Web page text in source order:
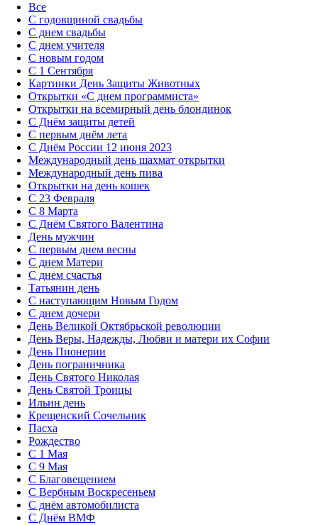
Все
С годовщиной свадьбы
С днем свадьбы
С днем учителя
С новым годом
С 1 Сентября
Картинки День Защиты Животных
Открытки «‎С днем программиста»‎
Открытки на всемирный день блондинок
С Днём защиты детей
С первым днём лета
С Днём России 12 июня 2023
Международный день шахмат открытки
Международный день пива
Открытки на день кошек
С 23 Февраля
С 8 Марта
С Днём Святого Валентина
День мужчин
С первым днем весны
С днем Матери
C днем счастья
Татьянин день
C наступающим Новым Годом
C днем дочери
День Великой Октябрьской революции
День Веры, Надежды, Любви и матери их Софии
День Пионерии
День пограничника
День Святого Николая
День Святой Троицы
Ильин день
Крещенский Сочельник
Пасха
Рождество
С 1 Мая
С 9 Мая
С Благовещением
С Вербным Воскресеньем
С днём автомобилиста
С Днём ВМФ